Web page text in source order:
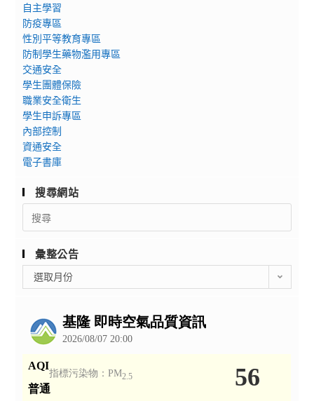
自主學習
防疫專區
性別平等教育專區
防制學生藥物濫用專區
交通安全
學生團體保險
職業安全衛生
學生申訴專區
內部控制
資通安全
電子書庫
搜尋網站
Search
for:
彙整公告
整
選取月份